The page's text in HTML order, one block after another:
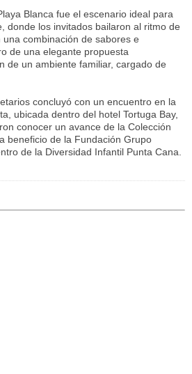
Blanca fue el escenario ideal para
donde los invitados bailaron al ritmo de
combinación de sabores e
de una elegante propuesta
de un ambiente familiar, cargado de
concluyó con un encuentro en la
ubicada dentro del hotel Tortuga Bay,
conocer un avance de la Colección
beneficio de la Fundación Grupo
de la Diversidad Infantil Punta Cana.